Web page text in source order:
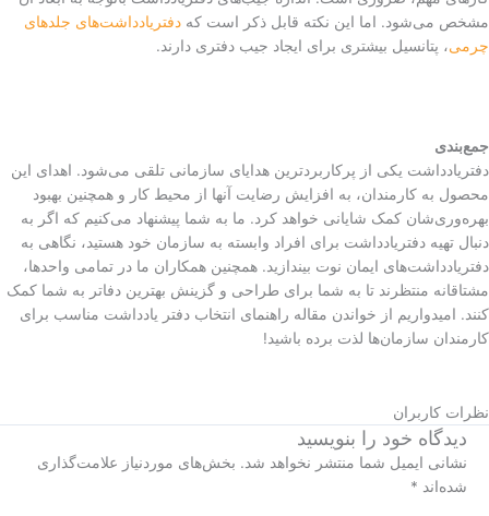
مشخص می‌شود. اما این نکته قابل ذکر است که دفتریادداشت‌های جلدهای
چرمی، پتانسیل بیشتری برای ایجاد جیب دفتری دارند.
جمع‌بندی
دفتریادداشت یکی از پرکاربردترین هدایای سازمانی تلقی می‌شود. اهدای این
محصول به کارمندان، به افزایش رضایت آنها از محیط کار و همچنین بهبود
بهره‌وری‌شان کمک شایانی خواهد کرد. ما به شما پیشنهاد می‌کنیم که اگر به
دنبال تهیه دفتریادداشت برای افراد وابسته به سازمان خود هستید، نگاهی به
دفتریادداشت‌های ایمان نوت بیندازید. همچنین همکاران ما در تمامی واحدها،
مشتاقانه منتظرند تا به شما برای طراحی و گزینش بهترین دفاتر به شما کمک
کنند. امیدواریم از خواندن مقاله راهنمای انتخاب دفتر یادداشت مناسب برای
کارمندان سازمان‌ها لذت برده باشید!
نظرات کاربران
دیدگاه‌ خود را بنویسید
نشانی ایمیل شما منتشر نخواهد شد. بخش‌های موردنیاز علامت‌گذاری
شده‌اند *